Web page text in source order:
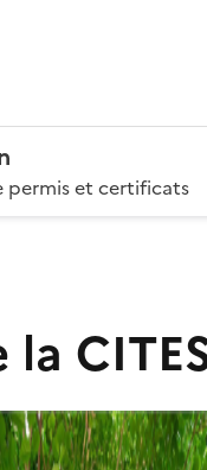
permis et certificats